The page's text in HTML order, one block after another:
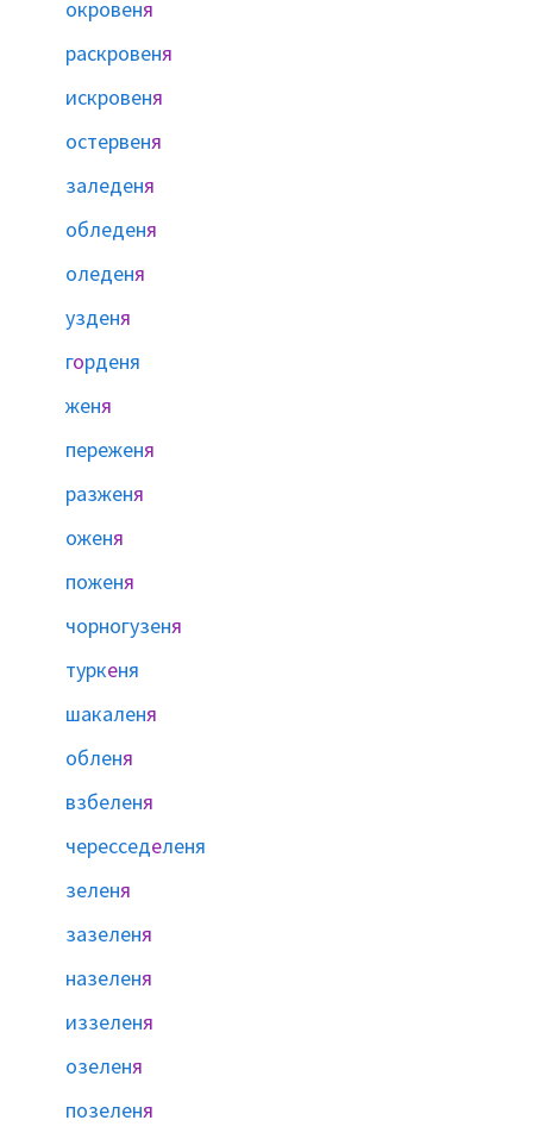
окровеня
раскровеня
искровеня
остервеня
заледеня
обледеня
оледеня
узденя
горденя
женя
переженя
разженя
оженя
поженя
чорногузеня
туркеня
шакаленя
обленя
взбеленя
чересседеленя
зеленя
зазеленя
назеленя
иззеленя
озеленя
позеленя